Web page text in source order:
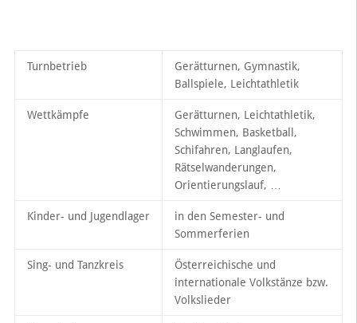
Turnbetrieb
Gerätturnen, Gymnastik,
Ballspiele, Leichtathletik
Wettkämpfe
Gerätturnen, Leichtathletik,
Schwimmen, Basketball,
Schifahren, Langlaufen,
Rätselwanderungen,
Orientierungslauf, …
Kinder- und Jugendlager
in den Semester- und
Sommerferien
Sing- und Tanzkreis
Österreichische und
internationale Volkstänze bzw.
Volkslieder